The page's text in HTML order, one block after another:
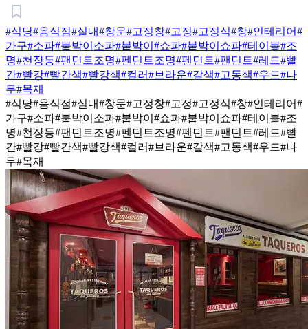
#식당#음식점#실내#창문#고정창#고정#고정식#창#인테리어#
가구#소파#붙박이소파#붙박이 #쇼파#붙박이쇼파#테이블#조
명#천장등#팬던트조명#펜던트조명#펜던트#팬던트#레드#빨
간#빨강#빨간색#빨강색#컬러#브라운#갈색#고동색#우드#나
무#목재
#식당#음식점#실내#창문#고정창#고정#고정식#창#인테리어#
가구#소파#붙박이소파#붙박이 #쇼파#붙박이쇼파#테이블#조
명#천장등#팬던트조명#펜던트조명#펜던트#팬던트#레드#빨
간#빨강#빨간색#빨강색#컬러#브라운#갈색#고동색#우드#나
무#목재